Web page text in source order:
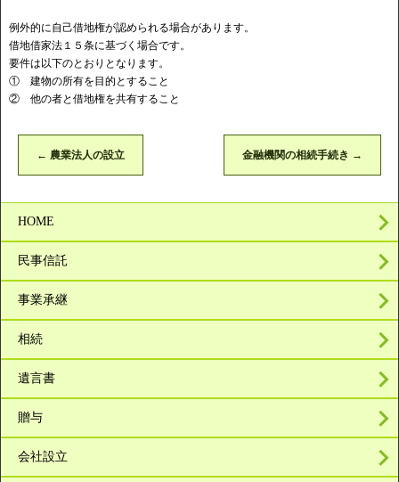
例外的に自己借地権が認められる場合があります。
借地借家法１５条に基づく場合です。
要件は以下のとおりとなります。
① 建物の所有を目的とすること
② 他の者と借地権を共有すること
← 農業法人の設立 金融機関の相続手続き →
HOME
民事信託
事業承継
相続
遺言書
贈与
会社設立